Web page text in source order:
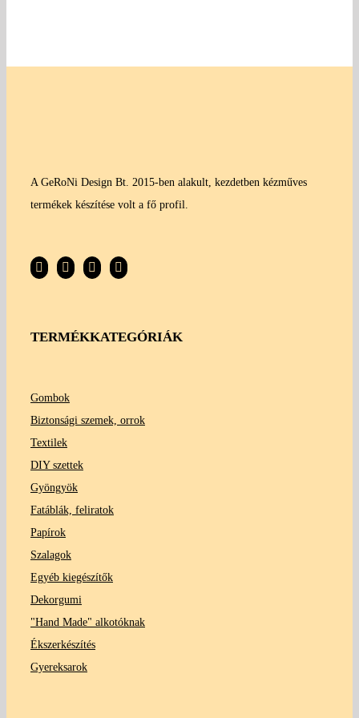
A GeRoNi Design Bt. 2015-ben alakult, kezdetben kézműves
termékek készítése volt a fő profil.
TERMÉKKATEGÓRIÁK
Gombok
Biztonsági szemek, orrok
Textilek
DIY szettek
Gyöngyök
Fatáblák, feliratok
Papírok
Szalagok
Egyéb kiegészítők
Dekorgumi
"Hand Made" alkotóknak
Ékszerkészítés
Gyereksarok